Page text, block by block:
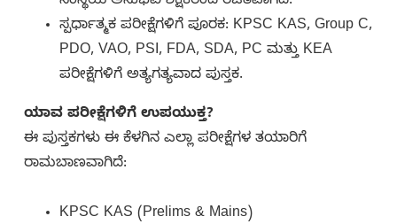
ಸ್ಪರ್ಧಾತ್ಮಕ ಪರೀಕ್ಷೆಗಳಿಗೆ ಪೂರಕ: KPSC KAS, Group C,
PDO, VAO, PSI, FDA, SDA, PC ಮತ್ತು KEA
ಪರೀಕ್ಷೆಗಳಿಗೆ ಅತ್ಯಗತ್ಯವಾದ ಪುಸ್ತಕ.
ಯಾವ ಪರೀಕ್ಷೆಗಳಿಗೆ ಉಪಯುಕ್ತ?
ಈ ಪುಸ್ತಕಗಳು ಈ ಕೆಳಗಿನ ಎಲ್ಲಾ ಪರೀಕ್ಷೆಗಳ ತಯಾರಿಗೆ
ರಾಮಬಾಣವಾಗಿದೆ:
KPSC KAS (Prelims & Mains)